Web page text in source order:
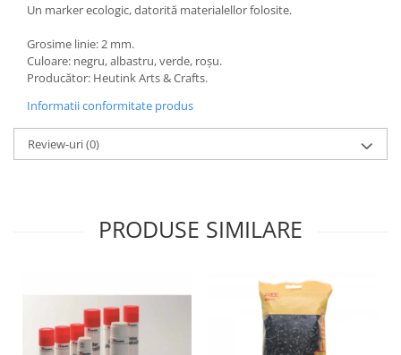
Diverse jucarii educative
Apa si nisip
Dezvoltarea limbajului
Figurine
Mobilier gradinita
Montessori
Spații de joacă
Forme
Joc imaginativ
Jucării interactive
Un marker ecologic, datorită materialellor folosite.
Grosime linie: 2 mm.
Culoare: negru, albastru, verde, roșu.
Producător: Heutink Arts & Crafts.
Informatii conformitate produs
Review-uri(0)
PRODUSE SIMILARE